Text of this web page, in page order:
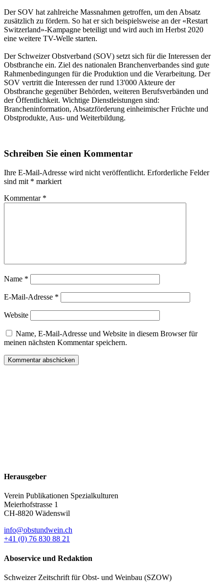
Der SOV hat zahlreiche Massnahmen getroffen, um den Absatz
zusätzlich zu fördern. So hat er sich beispielsweise an der «Restart
Switzerland»-Kampagne beteiligt und wird auch im Herbst 2020
eine weitere TV-Welle starten.
Der Schweizer Obstverband (SOV) setzt sich für die Interessen der
Obstbranche ein. Ziel des nationalen Branchenverbandes sind gute
Rahmenbedingungen für die Produktion und die Verarbeitung. Der
SOV vertritt die Interessen der rund 13'000 Akteure der
Obstbranche gegenüber Behörden, weiteren Berufsverbänden und
der Öffentlichkeit. Wichtige Dienstleistungen sind:
Brancheninformation, Absatzförderung einheimischer Früchte und
Obstprodukte, Aus- und Weiterbildung.
Schreiben Sie einen Kommentar
Ihre E-Mail-Adresse wird nicht veröffentlicht. Erforderliche Felder
sind mit * markiert
Kommentar *
Name *
E-Mail-Adresse *
Website
Name, E-Mail-Adresse und Website in diesem Browser für
meinen nächsten Kommentar speichern.
Herausgeber
Verein Publikationen Spezialkulturen
Meierhofstrasse 1
CH-8820 Wädenswil
info@obstundwein.ch
+41 (0) 76 830 88 21
Aboservice und Redaktion
Schweizer Zeitschrift für Obst- und Weinbau (SZOW)